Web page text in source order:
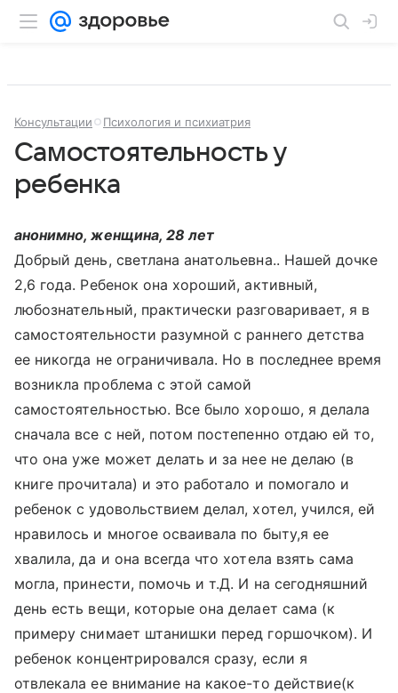
Консультации Психология и психиатрия
Самостоятельность у
ребенка
анонимно, женщина, 28 лет
Добрый день, светлана анатольевна.. Нашей дочке
2,6 года. Ребенок она хороший, активный,
любознательный, практически разговаривает, я в
самостоятельности разумной с раннего детства
ее никогда не ограничивала. Но в последнее время
возникла проблема с этой самой
самостоятельностью. Все было хорошо, я делала
сначала все с ней, потом постепенно отдаю ей то,
что она уже может делать и за нее не делаю (в
книге прочитала) и это работало и помогало и
ребенок с удовольствием делал, хотел, учился, ей
нравилось и многое осваивала по быту,я ее
хвалила, да и она всегда что хотела взять сама
могла, принести, помочь и т.Д. И на сегодняшний
день есть вещи, которые она делает сама (к
примеру снимает штанишки перед горшочком). И
ребенок концентрировался сразу, если я
отвлекала ее внимание на какое-то действие(к